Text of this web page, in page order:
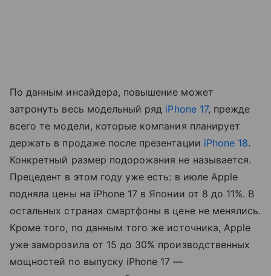
По данным инсайдера, повышение может
затронуть весь модельный ряд iPhone 17, прежде
всего те модели, которые компания планирует
держать в продаже после презентации iPhone 18.
Конкретный размер подорожания не называется.
Прецедент в этом году уже есть: в июле Apple
подняла цены на iPhone 17 в Японии от 8 до 11%. В
остальных странах смартфоны в цене не менялись.
Кроме того, по данным того же источника, Apple
уже заморозила от 15 до 30% производственных
мощностей по выпуску iPhone 17 —